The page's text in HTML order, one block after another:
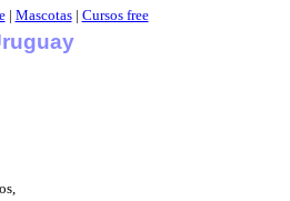
| Mascotas| Cursos free